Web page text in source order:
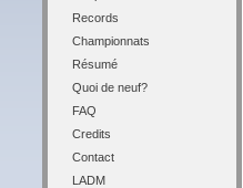
Records
Championnats
Résumé
Quoi de neuf?
FAQ
Credits
Contact
LADM